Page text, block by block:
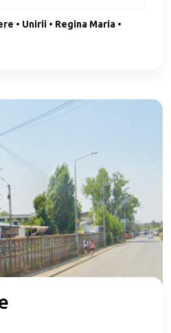
• Unirii • Regina Maria •